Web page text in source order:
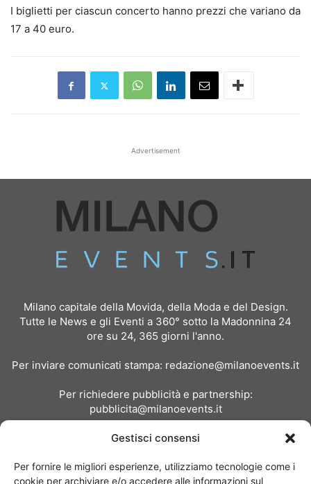
Gestisci consensi
Per fornire le migliori esperienze, utilizziamo tecnologie come i
cookie per archiviare e/o accedere alle informazioni sul
I biglietti per ciascun concerto hanno prezzi che variano da
17 a 40 euro.
Advertisement
Milano capitale della Movida, della Moda e del Design.
Tutte le News e gli Eventi a 360° sotto la Madonnina 24
ore su 24, 365 giorni l'anno.
Per inviare comunicati stampa: redazione@milanoevents.it
Per richiedere pubblicità e partnership:
pubblicita@milanoevents.it